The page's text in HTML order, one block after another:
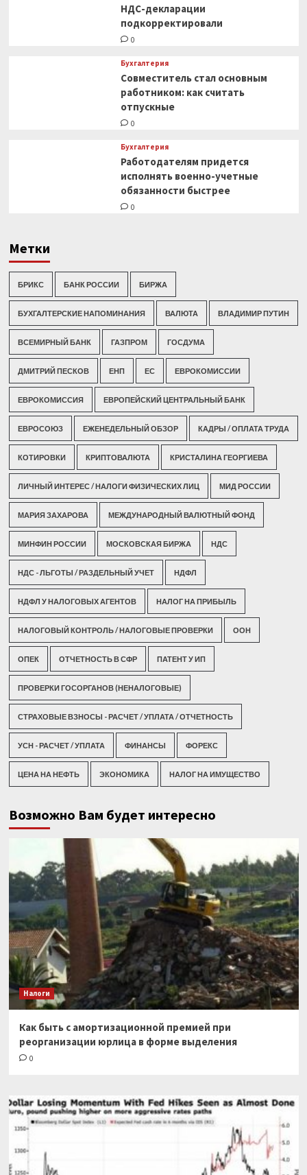
НДС-декларации
подкорректировали
0
Бухгалтерия
Совместитель стал основным
работником: как считать
отпускные
0
Бухгалтерия
Работодателям придется
исполнять военно-учетные
обязанности быстрее
0
Метки
БРИКС БАНК РОССИИ БИРЖА
БУХГАЛТЕРСКИЕ НАПОМИНАНИЯ ВАЛЮТА ВЛАДИМИР ПУТИН
ВСЕМИРНЫЙ БАНК ГАЗПРОМ ГОСДУМА
ДМИТРИЙ ПЕСКОВ ЕНП ЕС ЕВРОКОМИССИИ
ЕВРОКОМИССИЯ ЕВРОПЕЙСКИЙ ЦЕНТРАЛЬНЫЙ БАНК
ЕВРОСОЮЗ ЕЖЕНЕДЕЛЬНЫЙ ОБЗОР КАДРЫ / ОПЛАТА ТРУДА
КОТИРОВКИ КРИПТОВАЛЮТА КРИСТАЛИНА ГЕОРГИЕВА
ЛИЧНЫЙ ИНТЕРЕС / НАЛОГИ ФИЗИЧЕСКИХ ЛИЦ МИД РОССИИ
МАРИЯ ЗАХАРОВА МЕЖДУНАРОДНЫЙ ВАЛЮТНЫЙ ФОНД
МИНФИН РОССИИ МОСКОВСКАЯ БИРЖА НДС
НДС - ЛЬГОТЫ / РАЗДЕЛЬНЫЙ УЧЕТ НДФЛ
НДФЛ У НАЛОГОВЫХ АГЕНТОВ НАЛОГ НА ПРИБЫЛЬ
НАЛОГОВЫЙ КОНТРОЛЬ / НАЛОГОВЫЕ ПРОВЕРКИ ООН
ОПЕК ОТЧЕТНОСТЬ В СФР ПАТЕНТ У ИП
ПРОВЕРКИ ГОСОРГАНОВ (НЕНАЛОГОВЫЕ)
СТРАХОВЫЕ ВЗНОСЫ - РАСЧЕТ / УПЛАТА / ОТЧЕТНОСТЬ
УСН - РАСЧЕТ / УПЛАТА ФИНАНСЫ ФОРЕКС
ЦЕНА НА НЕФТЬ ЭКОНОМИКА НАЛОГ НА ИМУЩЕСТВО
Возможно Вам будет интересно
Налоги
Как быть с амортизационной премией при
реорганизации юрлица в форме выделения
0